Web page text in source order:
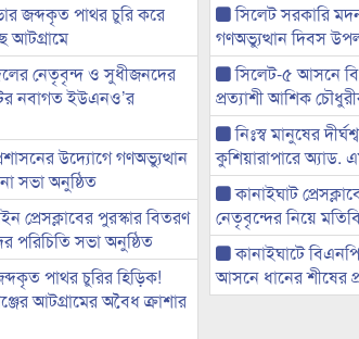
জব্দকৃত পাথর চুরি করে
আটগ্রামে
নেতৃবৃন্দ ও সুধীজনদের
নবাগত ইউএনও’র
উদ্যোগে গণঅভ্যুত্থান
সভা অনুষ্ঠিত
প্রেসক্লাবের পুরস্কার বিতরণ
পরিচিতি সভা অনুষ্ঠিত
পাথর চুরির হিড়িক!
আটগ্রামের অবৈধ ক্রাশার
সিলেট সরকারি
গণঅভ্যুত্থান দিবস
সিলেট-৫ আসনে
প্রত্যাশী আশিক
নিঃস্ব মানুষের
কুশিয়ারাপারে অ্যাড.
কানাইঘাট
নেতৃবৃন্দের নিয়ে
কানাইঘাটে
আসনে ধানের শীষের